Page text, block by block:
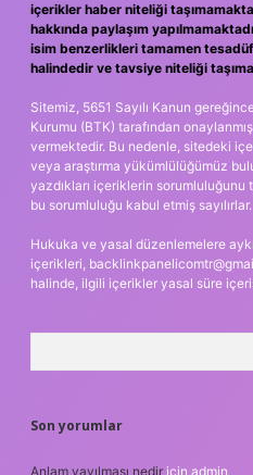
içerikler haber niteliği
hakkında paylaşım
isim benzerlikleri tamamen
halindedir ve tavsiye niteliği
Sitemiz, 5651 Sayılı Kanun
Kurumu (BTK) tarafından
vermektedir. Bu nedenle, sitedeki
veya araştırma yükümlülüğümüz
yazdıkları içeriklerin
bu sorumluluğu kabul etmiş sayılırlar.
Hukuka ve yasal düzenlemelere
içerikleri,
halinde, ilgili içerikler yasal süre
Son yorumlar
Anlam yayılması nedir için admin